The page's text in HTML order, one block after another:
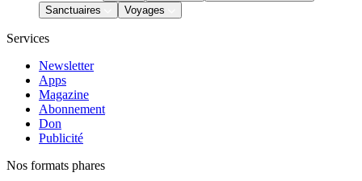
Sanctuaires
Voyages
Services
Newsletter
Apps
Magazine
Abonnement
Don
Publicité
Nos formats phares